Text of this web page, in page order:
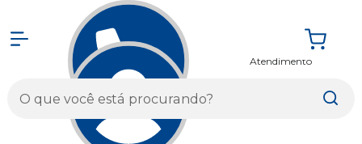
Atendimento